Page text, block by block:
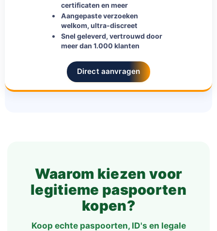
certificaten en meer
Aangepaste verzoeken
welkom, ultra-discreet
Snel geleverd, vertrouwd door
meer dan 1.000 klanten
Direct aanvragen
Waarom kiezen voor
legitieme paspoorten
kopen?
Koop echte paspoorten, ID's en legale